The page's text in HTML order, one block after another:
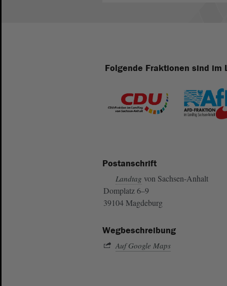
Folgende Fraktionen sind im
Postanschrift
Landtag von Sachsen-Anhalt
Domplatz 6–9
39104 Magdeburg
Wegbeschreibung
Auf Google Maps